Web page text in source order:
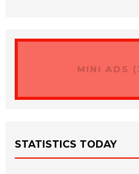
MINI ADS
STATISTICS TODAY